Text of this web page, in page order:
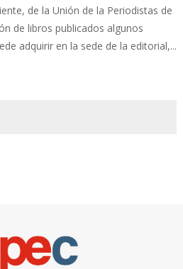
de la Unión de la Periodistas de
de libros publicados algunos
adquirir en la sede de la editorial,...